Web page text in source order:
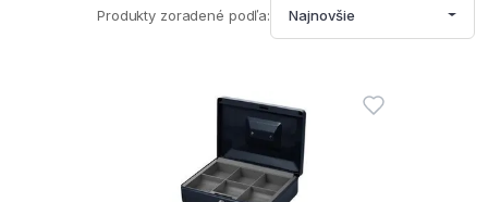
Produkty zoradené podľa: Najnovšie